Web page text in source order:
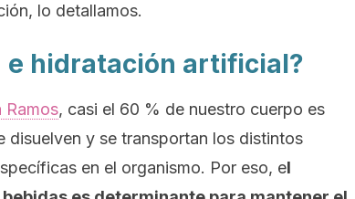
lo detallamos.
e hidratación artificial?
Ramos, casi el 60 % de nuestro cuerpo es
disuelven y se transportan los distintos
en el organismo. Por eso, el